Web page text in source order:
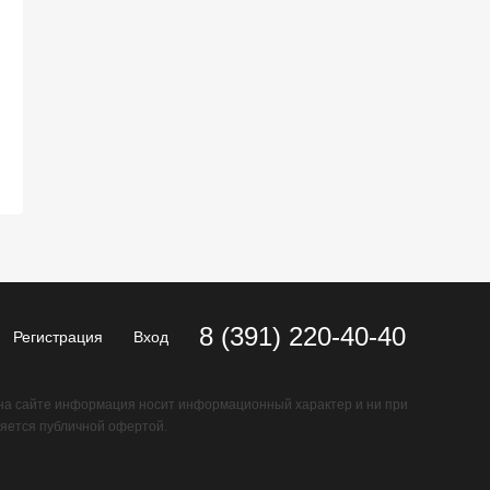
Регистрация Вход 8 (391) 220-40-40
сайте информация носит информационный характер и ни при
публичной офертой.